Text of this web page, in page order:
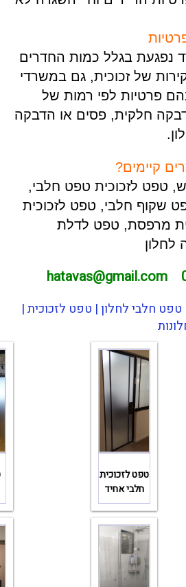
נפגעת בגלל כמות החדרים
של זכוכית, גם במשרדי
פרטיות לפי רמות של
חלקית, פסים או הדבקה
קיימים?
טפט לזכוכית טפט חלבי,
שקוף חלבי, טפט לזכוכית
מרפסת, טפט לדלת
לחלון
hatavas@gmail.com
חלבי לחלון | טפט לזכוכית |
טפט לזכוכית
חלבי אחיד